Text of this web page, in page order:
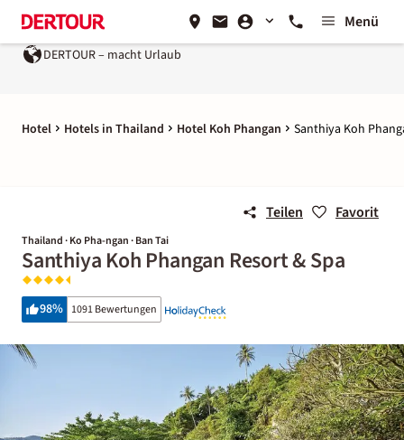
Menü
DERTOUR – macht Urlaub
Hotel Hotels in Thailand Hotel Koh Phangan Santhiya Koh
Teilen Favorit
Thailand · Ko Pha-ngan · Ban Tai
Santhiya Koh Phangan Resort & Spa
98% 1091 Bewertungen